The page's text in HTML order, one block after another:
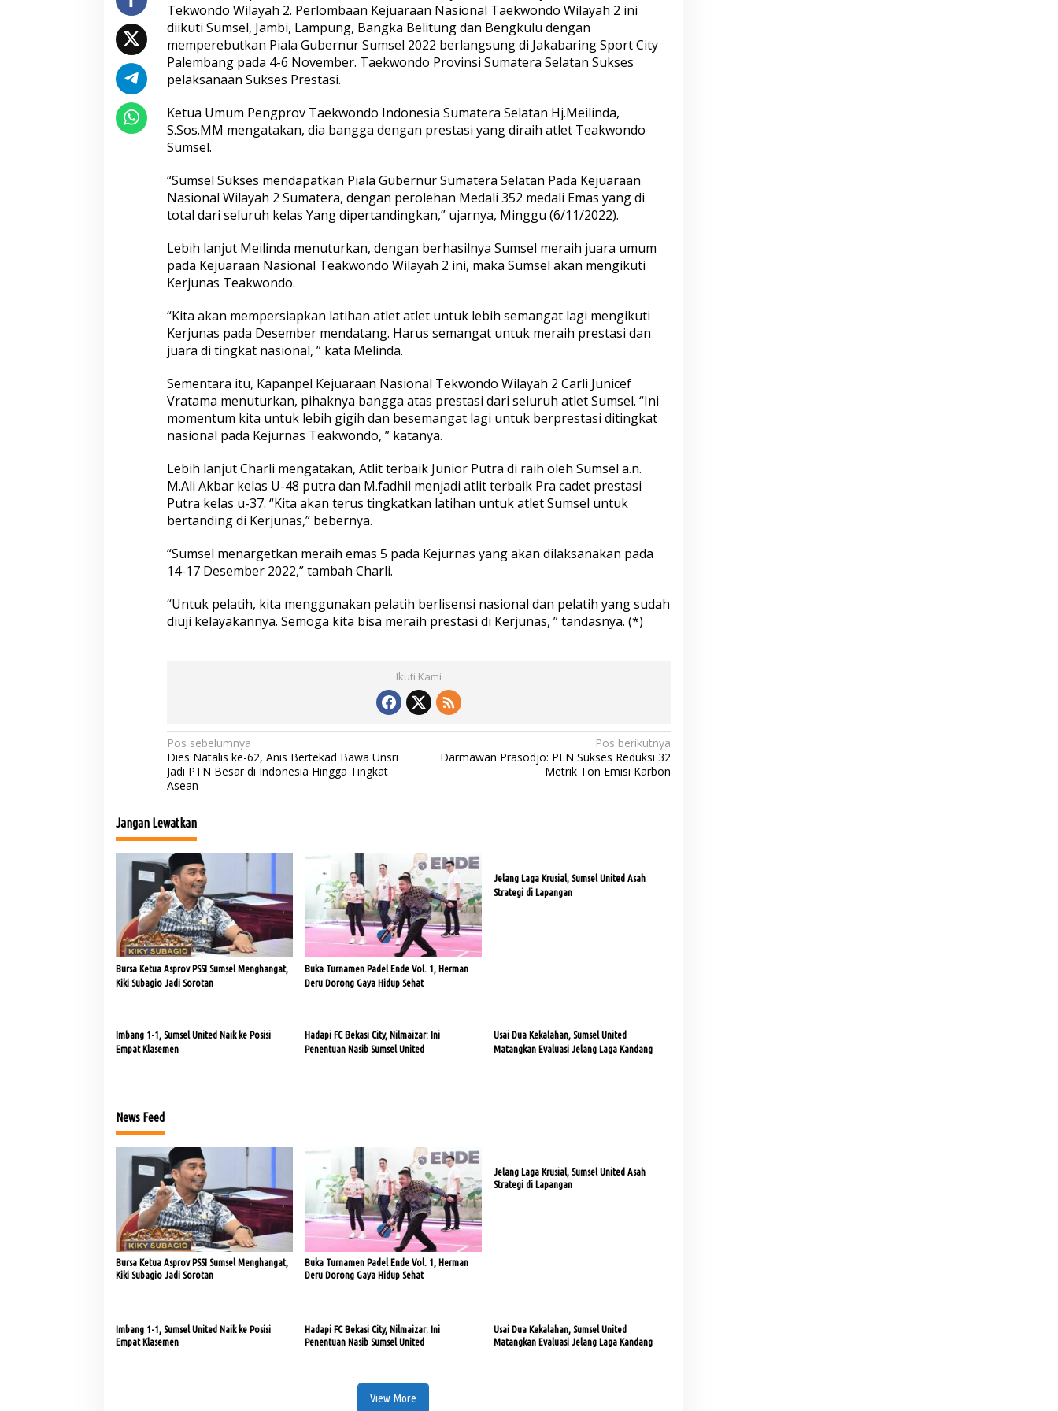
i
l
a
y
a
h
Tekwondo Wilayah 2. Perlombaan Kejuaraan Nasional Taekwondo Wilayah 2 ini
diikuti Sumsel, Jambi, Lampung, Bangka Belitung dan Bengkulu dengan
memperebutkan Piala Gubernur Sumsel 2022 berlangsung di Jakabaring Sport City
Palembang pada 4-6 November. Taekwondo Provinsi Sumatera Selatan Sukses
pelaksanaan Sukses Prestasi.
Ketua Umum Pengprov Taekwondo Indonesia Sumatera Selatan Hj.Meilinda,
S.Sos.MM mengatakan, dia bangga dengan prestasi yang diraih atlet Teakwondo
Sumsel.
“Sumsel Sukses mendapatkan Piala Gubernur Sumatera Selatan Pada Kejuaraan
Nasional Wilayah 2 Sumatera, dengan perolehan Medali 352 medali Emas yang di
total dari seluruh kelas Yang dipertandingkan,” ujarnya, Minggu (6/11/2022).
Lebih lanjut Meilinda menuturkan, dengan berhasilnya Sumsel meraih juara umum
pada Kejuaraan Nasional Teakwondo Wilayah 2 ini, maka Sumsel akan mengikuti
Kerjunas Teakwondo.
“Kita akan mempersiapkan latihan atlet atlet untuk lebih semangat lagi mengikuti
Kerjunas pada Desember mendatang. Harus semangat untuk meraih prestasi dan
juara di tingkat nasional, ” kata Melinda.
Sementara itu, Kapanpel Kejuaraan Nasional Tekwondo Wilayah 2 Carli Junicef
Vratama menuturkan, pihaknya bangga atas prestasi dari seluruh atlet Sumsel. “Ini
momentum kita untuk lebih gigih dan besemangat lagi untuk berprestasi ditingkat
nasional pada Kejurnas Teakwondo, ” katanya.
Lebih lanjut Charli mengatakan, Atlit terbaik Junior Putra di raih oleh Sumsel a.n.
M.Ali Akbar kelas U-48 putra dan M.fadhil menjadi atlit terbaik Pra cadet prestasi
Putra kelas u-37. “Kita akan terus tingkatkan latihan untuk atlet Sumsel untuk
bertanding di Kerjunas,” bebernya.
“Sumsel menargetkan meraih emas 5 pada Kejurnas yang akan dilaksanakan pada
14-17 Desember 2022,” tambah Charli.
“Untuk pelatih, kita menggunakan pelatih berlisensi nasional dan pelatih yang sudah
diuji kelayakannya. Semoga kita bisa meraih prestasi di Kerjunas, ” tandasnya. (*)
Ikuti Kami
N
a
v
g
a
s
i
p
o
s
Pos sebelumnya
Dies Natalis ke-62, Anis Bertekad Bawa Unsri
Jadi PTN Besar di Indonesia Hingga Tingkat
Asean
Pos berikutnya
Darmawan Prasodjo: PLN Sukses Reduksi 32
Metrik Ton Emisi Karbon
Jangan Lewatkan
Bursa Ketua Asprov PSSI Sumsel Menghangat,
Kiki Subagio Jadi Sorotan
Buka Turnamen Padel Ende Vol. 1, Herman
Deru Dorong Gaya Hidup Sehat
Jelang Laga Krusial, Sumsel United Asah
Strategi di Lapangan
Imbang 1-1, Sumsel United Naik ke Posisi
Empat Klasemen
Hadapi FC Bekasi City, Nilmaizar: Ini
Penentuan Nasib Sumsel United
Usai Dua Kekalahan, Sumsel United
Matangkan Evaluasi Jelang Laga Kandang
News Feed
Bursa Ketua Asprov PSSI Sumsel Menghangat,
Kiki Subagio Jadi Sorotan
Buka Turnamen Padel Ende Vol. 1, Herman
Deru Dorong Gaya Hidup Sehat
Jelang Laga Krusial, Sumsel United Asah
Strategi di Lapangan
Imbang 1-1, Sumsel United Naik ke Posisi
Empat Klasemen
Hadapi FC Bekasi City, Nilmaizar: Ini
Penentuan Nasib Sumsel United
Usai Dua Kekalahan, Sumsel United
Matangkan Evaluasi Jelang Laga Kandang
View More